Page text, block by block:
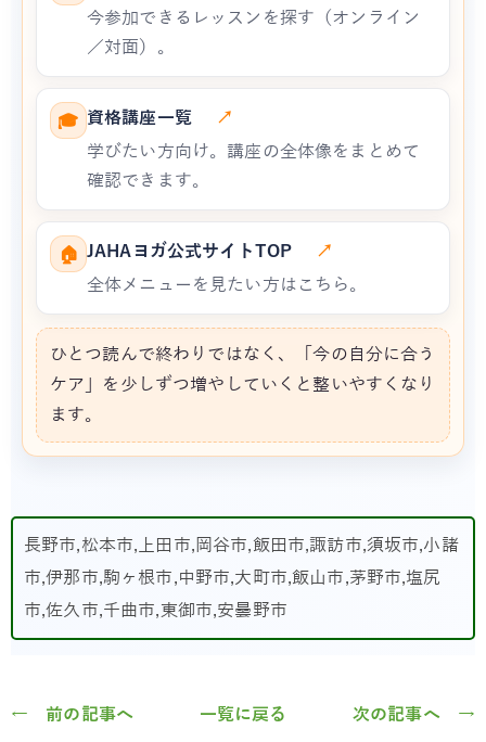
今参加できるレッスンを探す（オンライン
／対面）。
🎓 資格講座一覧
↗
学びたい方向け。講座の全体像をまとめて
確認できます。
🏠 JAHAヨガ公式サイトTOP
↗
全体メニューを見たい方はこちら。
ひとつ読んで終わりではなく、「今の自分に合う
ケア」を少しずつ増やしていくと整いやすくなり
ます。
長野市,松本市,上田市,岡谷市,飯田市,諏訪市,須坂市,小諸
市,伊那市,駒ヶ根市,中野市,大町市,飯山市,茅野市,塩尻
市,佐久市,千曲市,東御市,安曇野市
← 前の記事へ 一覧に戻る 次の記事へ →